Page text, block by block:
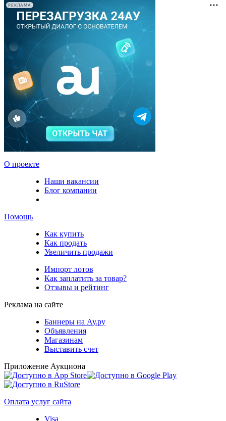
РЕКЛАМА
О проекте
Наши вакансии
Блог компании
Помощь
Как купить
Как продать
Увеличить продажи
Импорт лотов
Как заплатить за товар?
Отзывы и рейтинг
Реклама на сайте
Баннеры на Ау.ру
Объявления
Магазинам
Выставить счет
Приложение Аукциона
Оплата услуг сайта
Visa